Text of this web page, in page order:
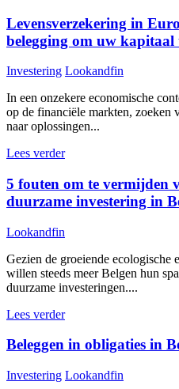
Levensverzekering in
belegging om uw kapitaal
Investering Lookandfin
In een onzekere economische
op de financiële markten, zoeken
naar oplossingen...
Lees verder
5 fouten om te vermijden
duurzame investering in
Lookandfin
Gezien de groeiende ecologische
willen steeds meer Belgen hun
duurzame investeringen....
Lees verder
Beleggen in obligaties in
Investering Lookandfin